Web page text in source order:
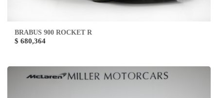
BRABUS 900 ROCKET R
$ 680,364